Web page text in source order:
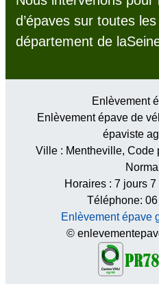
d’épaves sur toutes
département de
Enlèvement
Enlèvement épave de
épaviste
Ville : Mentheville, Code
Horaires : 7 jours 7
Téléphone:
Enlèvement épave
©